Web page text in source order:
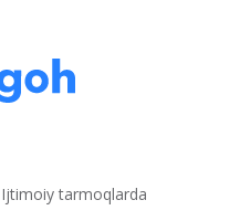
Ijtimoiy tarmoqlarda